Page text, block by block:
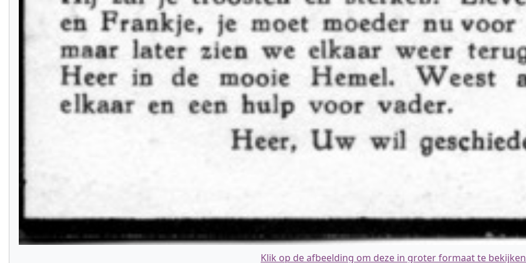
Klik op de afbeelding om deze in groter formaat te